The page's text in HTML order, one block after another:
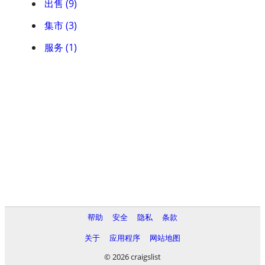
出售 (9)
集市 (3)
服务 (1)
帮助 安全 隐私
条款
关于
应用程序
网站地图
© 2026 craigslist